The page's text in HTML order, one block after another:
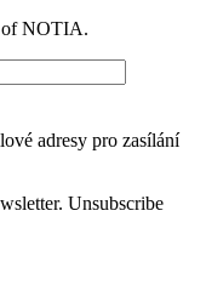
of NOTIA.
adresy pro zasílání
Unsubscribe